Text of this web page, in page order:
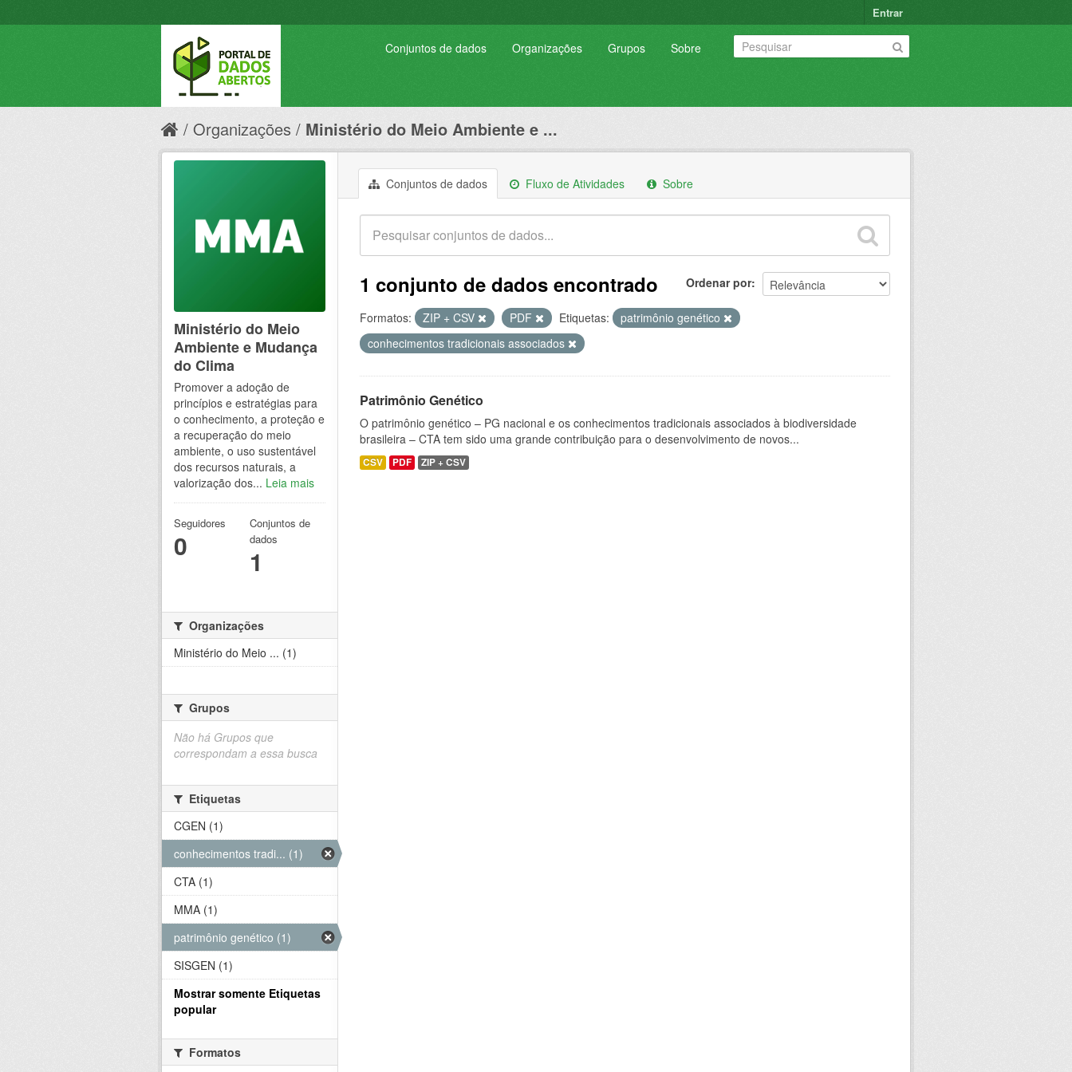
Entrar
Conjuntos de dados Organizações Grupos Sobre
Organizações Ministério do Meio Ambiente e ...
Conjuntos de dados Fluxo de Atividades Sobre
Ordenar por
1 conjunto de dados encontrado
Formatos: ZIP + CSV PDF Etiquetas:
patrimônio genético
conhecimentos tradicionais associados
Patrimônio Genético
O patrimônio genético – PG nacional e os conhecimentos tradicionais associados à biodiversidade
brasileira – CTA tem sido uma grande contribuição para o desenvolvimento de novos...
CSV PDF ZIP + CSV
Ministério do Meio
Ambiente e Mudança
do Clima
Promover a adoção de
princípios e estratégias para
o conhecimento, a proteção e
a recuperação do meio
ambiente, o uso sustentável
dos recursos naturais, a
valorização dos... Leia mais
Seguidores
0
Conjuntos de
dados
1
Organizações
Ministério do Meio ... (1)
Grupos
Não há Grupos que
correspondam a essa busca
Etiquetas
CGEN (1)
conhecimentos tradi... (1)
CTA (1)
MMA (1)
patrimônio genético (1)
SISGEN (1)
Mostrar somente Etiquetas
popular
Formatos